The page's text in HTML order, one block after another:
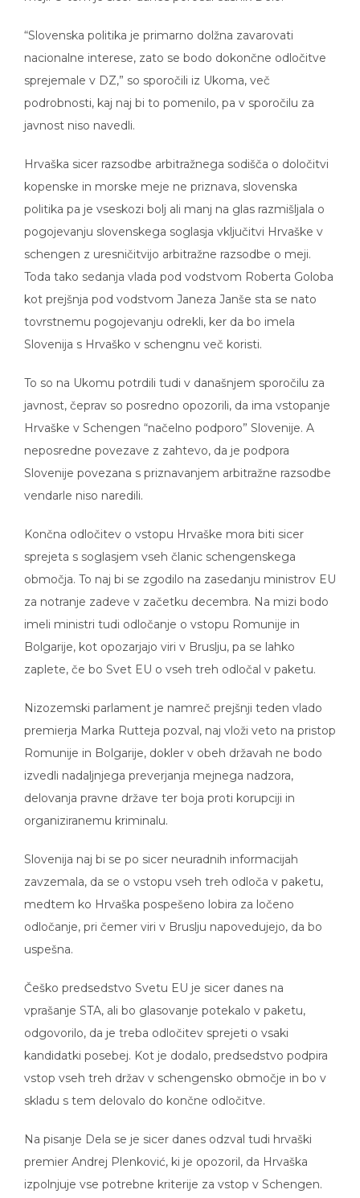
nacionalne interese, zato se bodo dokončne odločitve
podrobnosti, kaj naj bi to pomenilo, pa v sporočilu za
javnost niso navedli.
kopenske in morske meje ne priznava, slovenska
politika pa je vseskozi bolj ali manj na glas razmišljala o
pogojevanju slovenskega soglasja vključitvi Hrvaške v
schengen z uresničitvijo arbitražne razsodbe o meji.
Toda tako sedanja vlada pod vodstvom Roberta Goloba
kot prejšnja pod vodstvom Janeza Janše sta se nato
tovrstnemu pogojevanju odrekli, ker da bo imela
Slovenija s Hrvaško v schengnu več koristi.
javnost, čeprav so posredno opozorili, da ima vstopanje
Hrvaške v Schengen “načelno podporo” Slovenije. A
neposredne povezave z zahtevo, da je podpora
Slovenije povezana s priznavanjem arbitražne razsodbe
vendarle niso naredili.
sprejeta s soglasjem vseh članic schengenskega
območja. To naj bi se zgodilo na zasedanju ministrov EU
za notranje zadeve v začetku decembra. Na mizi bodo
imeli ministri tudi odločanje o vstopu Romunije in
Bolgarije, kot opozarjajo viri v Bruslju, pa se lahko
zaplete, če bo Svet EU o vseh treh odločal v paketu.
premierja Marka Rutteja pozval, naj vloži veto na pristop
Romunije in Bolgarije, dokler v obeh državah ne bodo
izvedli nadaljnjega preverjanja mejnega nadzora,
delovanja pravne države ter boja proti korupciji in
organiziranemu kriminalu.
zavzemala, da se o vstopu vseh treh odloča v paketu,
medtem ko Hrvaška pospešeno lobira za ločeno
odločanje, pri čemer viri v Bruslju napovedujejo, da bo
uspešna.
vprašanje STA, ali bo glasovanje potekalo v paketu,
odgovorilo, da je treba odločitev sprejeti o vsaki
kandidatki posebej. Kot je dodalo, predsedstvo podpira
vstop vseh treh držav v schengensko območje in bo v
skladu s tem delovalo do končne odločitve.
premier Andrej Plenković, ki je opozoril, da Hrvaška
izpolnjuje vse potrebne kriterije za vstop v Schengen.